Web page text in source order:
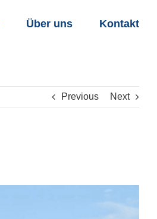
Über uns Kontakt
Previous Next